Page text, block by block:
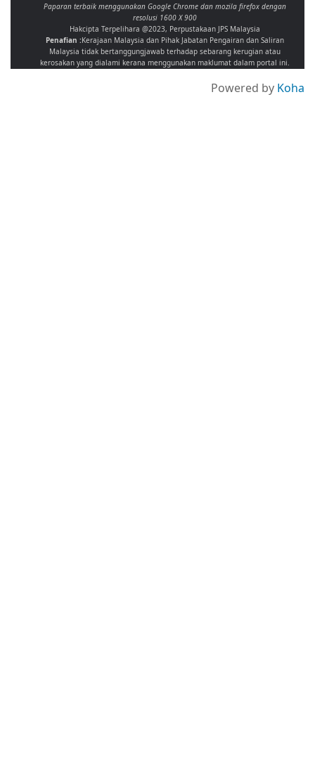
Paparan terbaik menggunakan Google Chrome dan mozila firefox dengan
resolusi 1600 X 900
Hakcipta Terpelihara @2023, Perpustakaan JPS Malaysia
Penafian :Kerajaan Malaysia dan Pihak Jabatan Pengairan dan Saliran
Malaysia tidak bertanggungjawab terhadap sebarang kerugian atau
kerosakan yang dialami kerana menggunakan maklumat dalam portal ini.
Powered by Koha